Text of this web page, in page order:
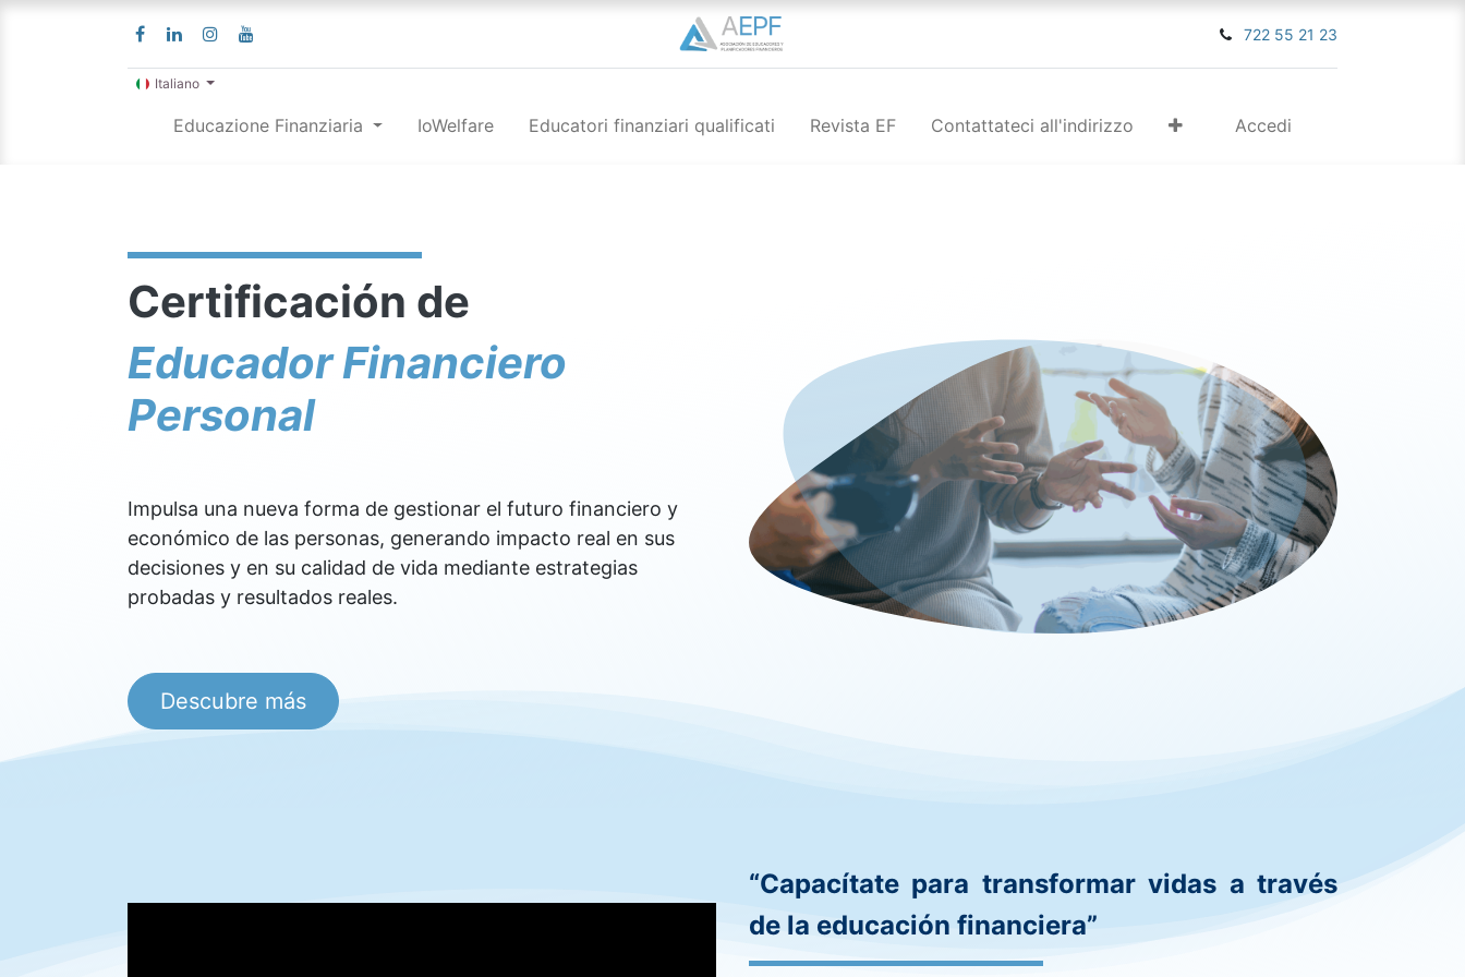
722 55 21 23
Italiano
Educazione Finanziaria IoWelfare Educatori finanziari qualificati Revista EF Contattateci all'indirizzo Accedi
Certificación de
Educador Financiero
Personal
Impulsa una nueva forma de gestionar el futuro financiero y
económico de las personas, generando impacto real en sus
decisiones y en su calidad de vida mediante estrategias
probadas y resultados reales.
Descubre más
“Capacítate para transformar vidas a través
de la educación financiera”